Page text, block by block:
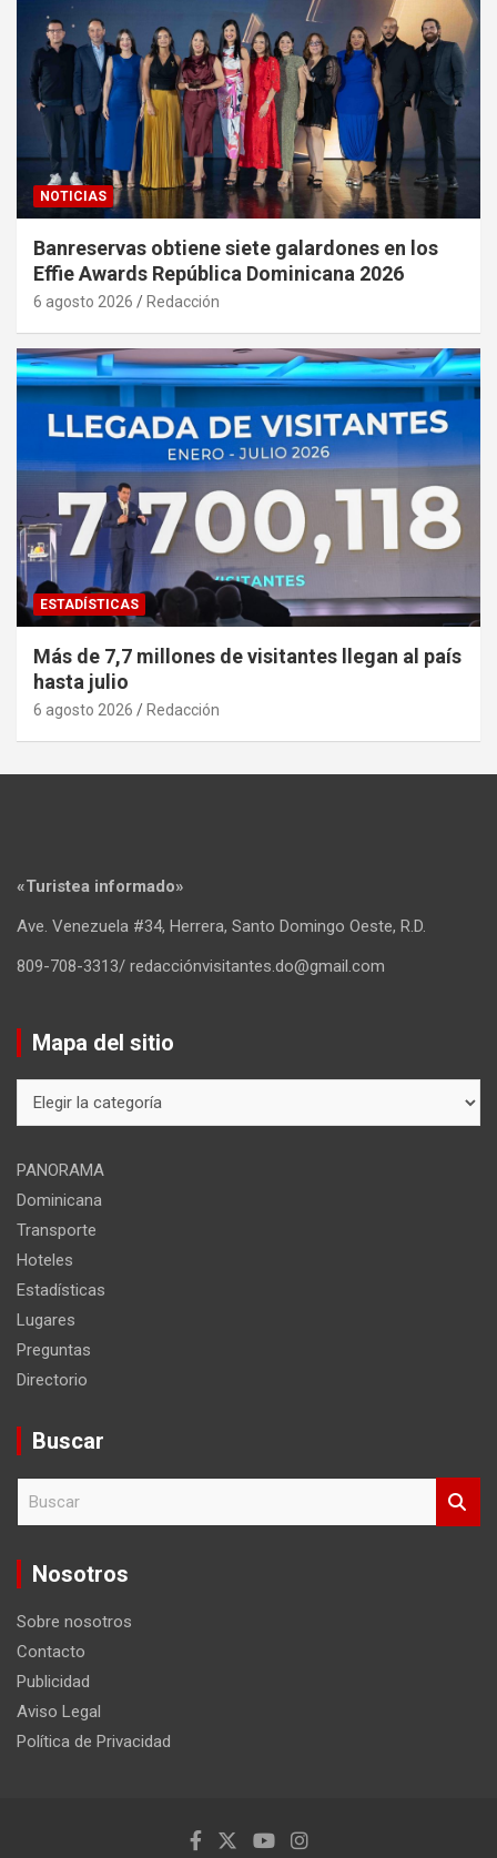
NOTICIAS
Banreservas obtiene siete galardones en los
Effie Awards República Dominicana 2026
6 agosto 2026 Redacción
ESTADÍSTICAS
Más de 7,7 millones de visitantes llegan al país
hasta julio
6 agosto 2026 Redacción
«Turistea informado»
Ave. Venezuela #34, Herrera, Santo Domingo Oeste, R.D.
809-708-3313/ redacciónvisitantes.do@gmail.com
Mapa del sitio
del
PANORAMA
Dominicana
Transporte
Hoteles
Estadísticas
Lugares
Preguntas
Directorio
Buscar
c
Nosotros
Sobre nosotros
Contacto
Publicidad
Aviso Legal
Política de Privacidad